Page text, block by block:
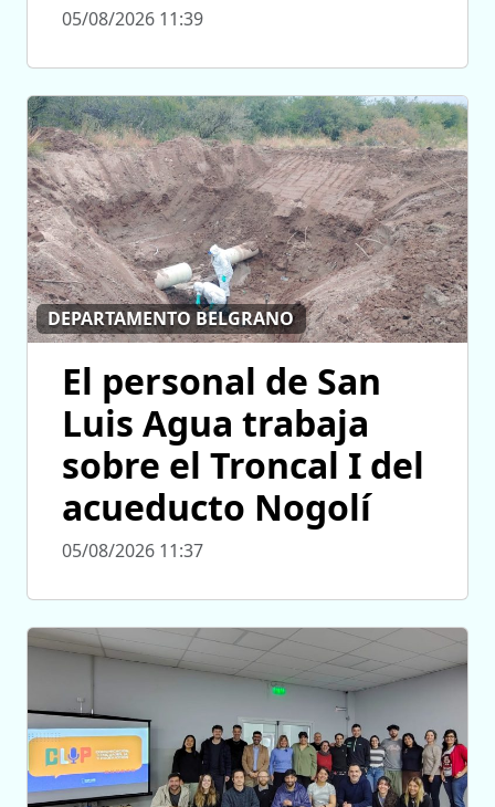
05/08/2026 11:39
DEPARTAMENTO BELGRANO
El personal de San
Luis Agua trabaja
sobre el Troncal I del
acueducto Nogolí
05/08/2026 11:37